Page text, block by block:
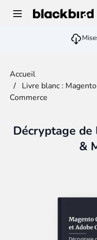
Accueil
/ Livre blanc :
Commerce
Décryptage
&